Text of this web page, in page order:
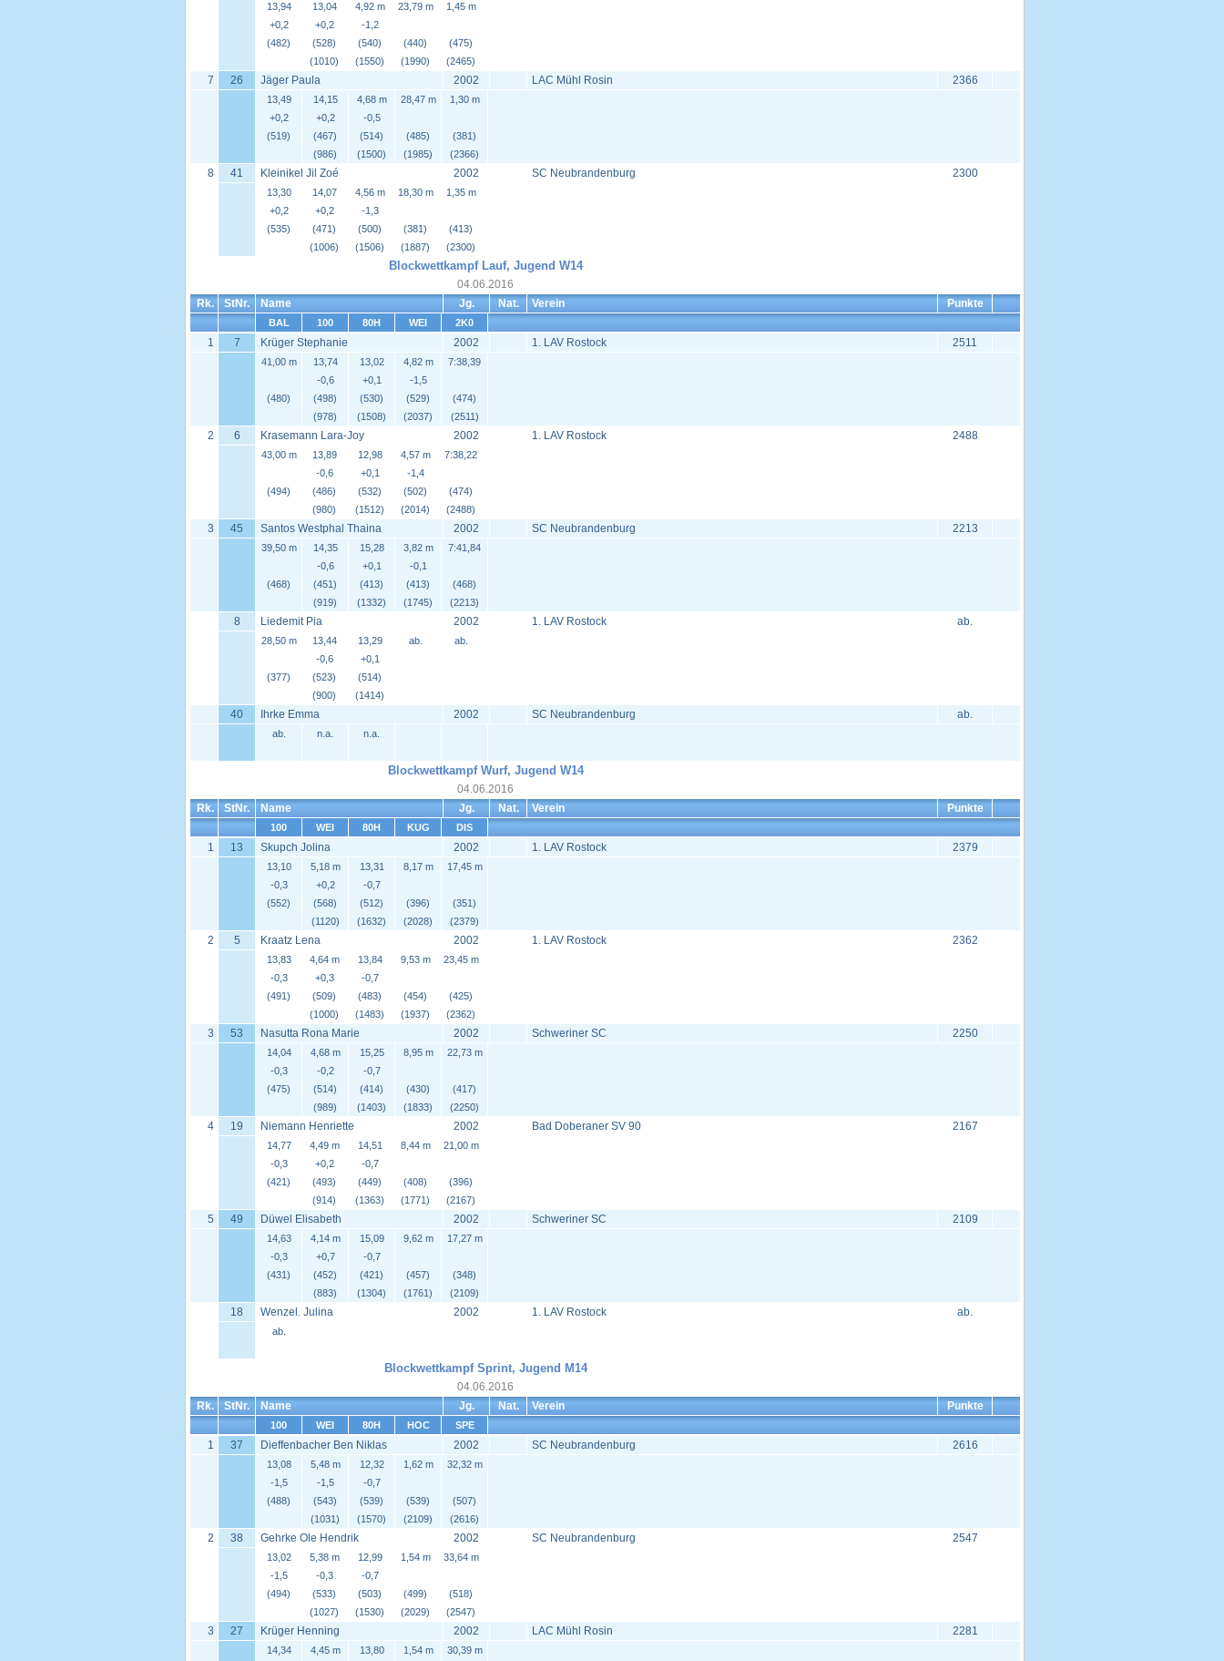
13,94
+0,2
(482)
13,04
+0,2
(528)
(1010)
4,92 m
-1,2
(540)
(1550)
23,79 m
(440)
(1990)
1,45 m
(475)
(2465)
7 26 Jäger Paula 2002 LAC Mühl Rosin 2366
13,49
+0,2
(519)
14,15
+0,2
(467)
(986)
4,68 m
-0,5
(514)
(1500)
28,47 m
(485)
(1985)
1,30 m
(381)
(2366)
8 41 Kleinikel Jil Zoé 2002 SC Neubrandenburg 2300
13,30
+0,2
(535)
14,07
+0,2
(471)
(1006)
4,56 m
-1,3
(500)
(1506)
18,30 m
(381)
(1887)
1,35 m
(413)
(2300)
Blockwettkampf Lauf, Jugend W14
04.06.2016
Rk.
StNr. Name Jg. Nat. Verein Punkte
BAL 100 80H WEI 2K0
1 7 Krüger Stephanie 2002 1. LAV Rostock 2511
41,00 m
(480)
13,74
-0,6
(498)
(978)
13,02
+0,1
(530)
(1508)
4,82 m
-1,5
(529)
(2037)
7:38,39
(474)
(2511)
2 6 Krasemann Lara-Joy 2002 1. LAV Rostock 2488
43,00 m
(494)
13,89
-0,6
(486)
(980)
12,98
+0,1
(532)
(1512)
4,57 m
-1,4
(502)
(2014)
7:38,22
(474)
(2488)
3 45 Santos Westphal Thaina 2002 SC Neubrandenburg 2213
39,50 m
(468)
14,35
-0,6
(451)
(919)
15,28
+0,1
(413)
(1332)
3,82 m
-0,1
(413)
(1745)
7:41,84
(468)
(2213)
8 Liedemit Pia 2002 1. LAV Rostock ab.
28,50 m
(377)
13,44
-0,6
(523)
(900)
13,29
+0,1
(514)
(1414)
ab. ab.
40 Ihrke Emma 2002 SC Neubrandenburg ab.
ab. n.a. n.a.
Blockwettkampf Wurf, Jugend W14
04.06.2016
Rk.
StNr. Name Jg. Nat. Verein Punkte
100 WEI 80H KUG DIS
1 13 Skupch Jolina 2002 1. LAV Rostock 2379
13,10
-0,3
(552)
5,18 m
+0,2
(568)
(1120)
13,31
-0,7
(512)
(1632)
8,17 m
(396)
(2028)
17,45 m
(351)
(2379)
2 5 Kraatz Lena 2002 1. LAV Rostock 2362
13,83
-0,3
(491)
4,64 m
+0,3
(509)
(1000)
13,84
-0,7
(483)
(1483)
9,53 m
(454)
(1937)
23,45 m
(425)
(2362)
3 53 Nasutta Rona Marie 2002 Schweriner SC 2250
14,04
-0,3
(475)
4,68 m
-0,2
(514)
(989)
15,25
-0,7
(414)
(1403)
8,95 m
(430)
(1833)
22,73 m
(417)
(2250)
4 19 Niemann Henriette 2002 Bad Doberaner SV 90 2167
14,77
-0,3
(421)
4,49 m
+0,2
(493)
(914)
14,51
-0,7
(449)
(1363)
8,44 m
(408)
(1771)
21,00 m
(396)
(2167)
5 49 Düwel Elisabeth 2002 Schweriner SC 2109
14,63
-0,3
(431)
4,14 m
+0,7
(452)
(883)
15,09
-0,7
(421)
(1304)
9,62 m
(457)
(1761)
17,27 m
(348)
(2109)
18 Wenzel. Julina 2002 1. LAV Rostock ab.
ab.
Blockwettkampf Sprint, Jugend M14
04.06.2016
Rk.
StNr. Name Jg. Nat. Verein Punkte
100 WEI 80H HOC SPE
1 37 Dieffenbacher Ben Niklas 2002 SC Neubrandenburg 2616
13,08
-1,5
(488)
5,48 m
-1,5
(543)
(1031)
12,32
-0,7
(539)
(1570)
1,62 m
(539)
(2109)
32,32 m
(507)
(2616)
2 38 Gehrke Ole Hendrik 2002 SC Neubrandenburg 2547
13,02
-1,5
(494)
5,38 m
-0,3
(533)
(1027)
12,99
-0,7
(503)
(1530)
1,54 m
(499)
(2029)
33,64 m
(518)
(2547)
3 27 Krüger Henning 2002 LAC Mühl Rosin 2281
14,34 4,45 m 13,80 1,54 m 30,39 m